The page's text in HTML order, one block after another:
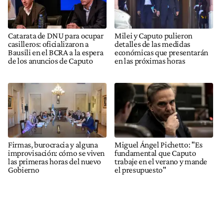
Catarata de DNU para ocupar
casilleros: oficializaron a
Bausili en el BCRA a la espera
de los anuncios de Caputo
Milei y Caputo pulieron
detalles de las medidas
económicas que presentarán
en las próximas horas
Firmas, burocracia y alguna
improvisación: cómo se viven
las primeras horas del nuevo
Gobierno
Miguel Ángel Pichetto: "Es
fundamental que Caputo
trabaje en el verano y mande
el presupuesto"